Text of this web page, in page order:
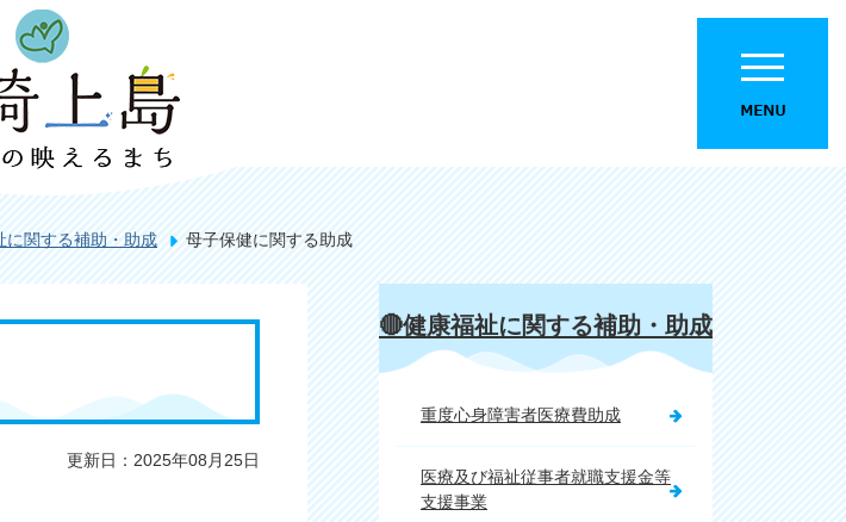
に関する補助・助成 母子保健に関する助成
更新日：2025年08月25日
🔴健康福祉に関する補助・助成
重度心身障害者医療費助成
医療及び福祉従事者就職支援金等
支援事業